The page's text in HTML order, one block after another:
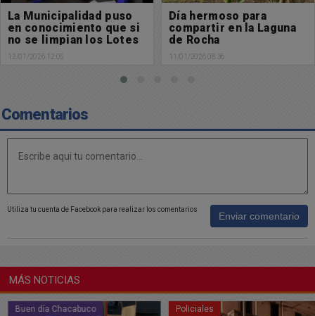
La Municipalidad puso
en conocimiento que si
no se limpian los Lotes
Chacabuco para Todos
pueden ser
12/01/2026 12:05
Día hermoso para
compartir en la Laguna
de Rocha
11/01/2026 08:36
Comentarios
Utiliza tu cuenta de Facebook para realizar los comentarios
Enviar comentario
MÁS NOTICIAS
Buen día Chacabuco Policiales